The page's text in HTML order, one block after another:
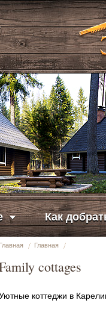
Как
Главная Главная
cottages
коттеджи в